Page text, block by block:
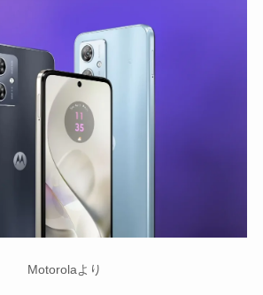
Motorolaより